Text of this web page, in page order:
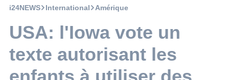
i24NEWS International Amérique
USA: l'Iowa vote un
texte autorisant les